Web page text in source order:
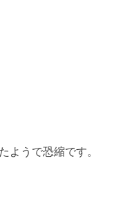
ようで恐縮です。